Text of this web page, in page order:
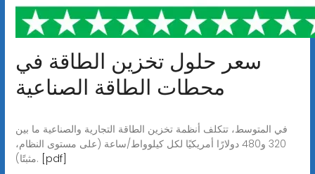
سعر حلول تخزين الطاقة في
محطات الطاقة الصناعية
في المتوسط، تتكلف أنظمة تخزين الطاقة التجارية والصناعية ما بين
320 و480 دولارًا أمريكيًا لكل كيلوواط/ساعة (على مستوى النظام،
مثبتًا). [pdf]